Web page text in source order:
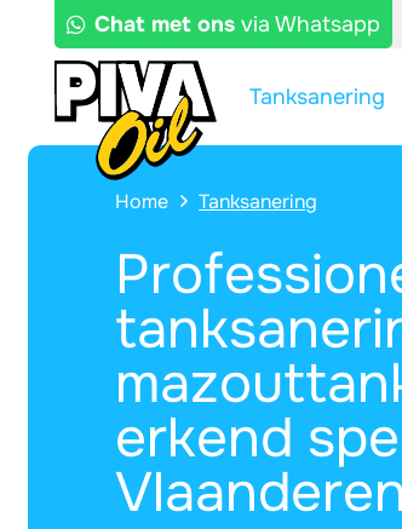
Chat met ons via Whatsapp
Tanksanering
Home Tanksanering
erkend
Vlaanderen